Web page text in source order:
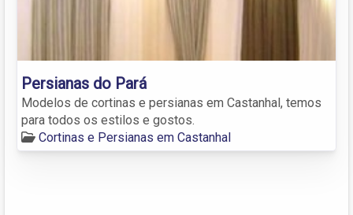
Persianas do Pará
Modelos de cortinas e persianas em Castanhal, temos
para todos os estilos e gostos.
Cortinas e Persianas em Castanhal